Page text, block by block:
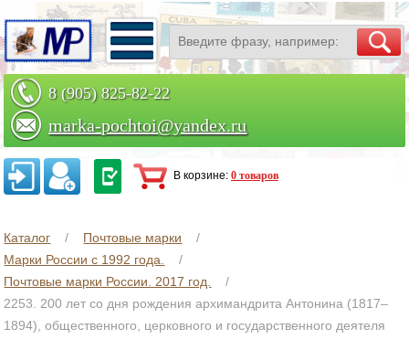
8 (905) 825-82-22
marka-pochtoi@yandex.ru
Заказать по телефону
В корзине: 0 товаров
Каталог
Почтовые марки
Марки России с 1992 года.
Почтовые марки России. 2017 год.
2253. 200 лет со дня рождения архимандрита Антонина (1817–
1894), общественного, церковного и государственного деятеля